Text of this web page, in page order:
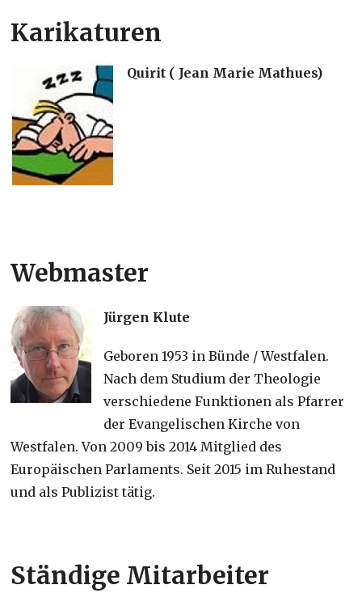
Karikaturen
Quirit ( Jean Marie Mathues)
Webmaster
Jürgen Klute
Geboren 1953 in Bünde / Westfalen.
Nach dem Studium der Theologie
verschiedene Funktionen als Pfarrer
der Evangelischen Kirche von
Westfalen. Von 2009 bis 2014 Mitglied des
Europäischen Parlaments. Seit 2015 im Ruhestand
und als Publizist tätig.
Ständige Mitarbeiter